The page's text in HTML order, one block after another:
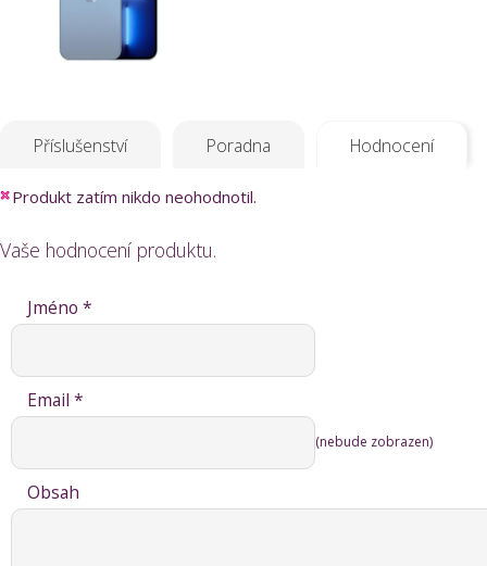
Příslušenství Poradna Hodnocení
Produkt zatím nikdo neohodnotil.
Vaše hodnocení produktu.
Jméno *
Email *
(nebude zobrazen)
Obsah